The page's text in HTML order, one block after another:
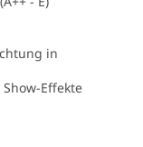
in
Effekte